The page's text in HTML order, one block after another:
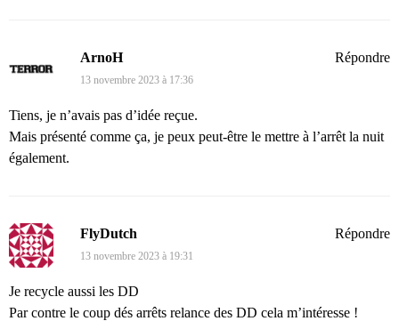
ArnoH
13 novembre 2023 à 17:36
Tiens, je n’avais pas d’idée reçue.
Mais présenté comme ça, je peux peut-être le mettre à l’arrêt la nuit
également.
Répondre
FlyDutch
13 novembre 2023 à 19:31
Je recycle aussi les DD
Par contre le coup dés arrêts relance des DD cela m’intéresse !
Répondre